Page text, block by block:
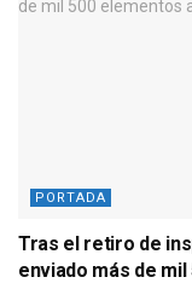
PORTADA
Tras el retiro de
enviado más de